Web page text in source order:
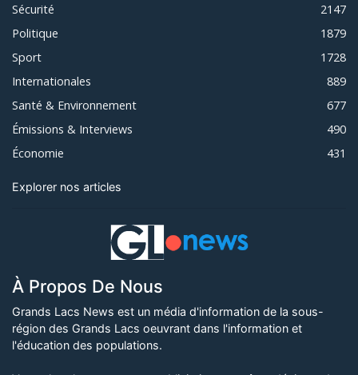
Sécurité
2147
Politique
1879
Sport
1728
Internationales
889
Santé & Environnement
677
Émissions & Interviews
490
Économie
431
Explorer nos articles
À Propos De Nous
Grands Lacs News est un média d'information de la sous-
région des Grands Lacs oeuvrant dans l'information et
l'éducation des populations.